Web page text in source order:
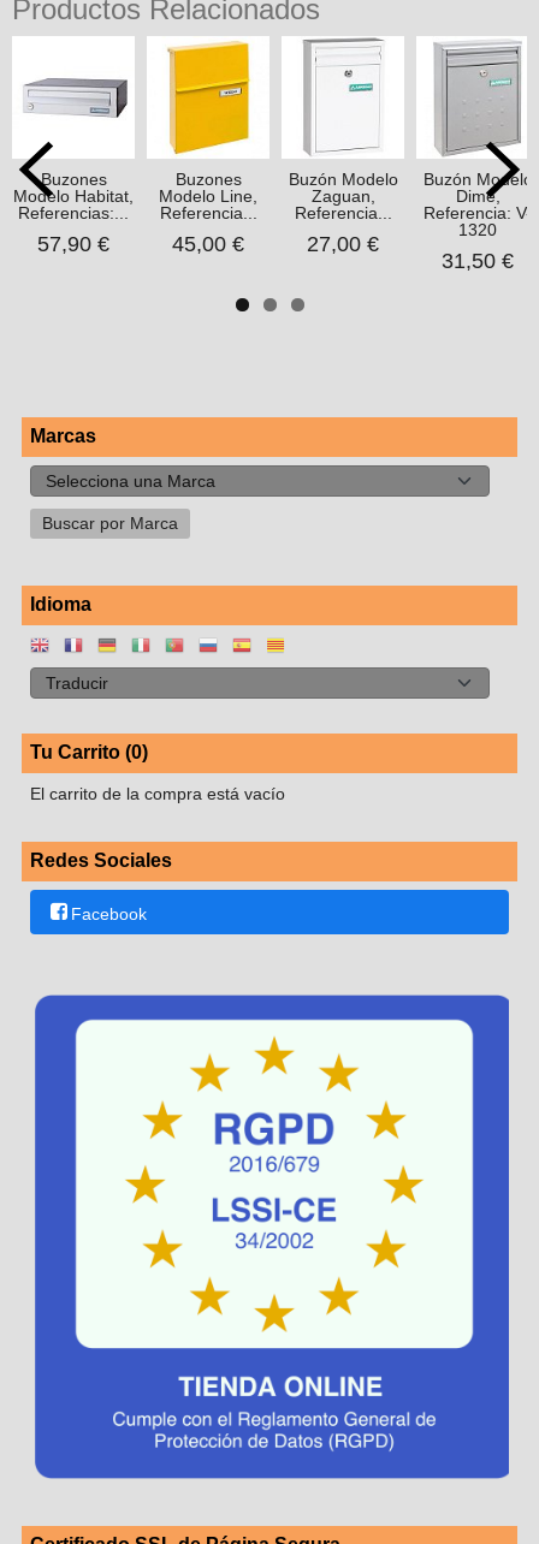
Marcas
Idioma
Tu Carrito (0)
El carrito de la compra está vacío
Redes Sociales
Facebook
Productos Relacionados
Buzones
Modelo Habitat,
Referencias:...
57,90 €
Buzones
Modelo Line,
Referencia...
45,00 €
Buzón Modelo
Zaguan,
Referencia...
27,00 €
Buzón Modelo
Dime,
Referencia: V-
1320
31,50 €